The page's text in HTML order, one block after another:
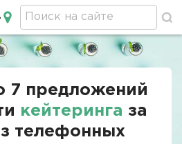
в Рязани
7 предложений
кейтеринга за
телефонных